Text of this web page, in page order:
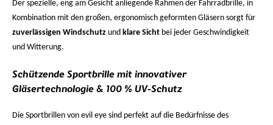
Der spezielle, eng am Gesicht anliegende Rahmen der Fahrradbrille, in
Kombination mit den großen, ergonomisch geformten Gläsern sorgt für
zuverlässigen Windschutz und klare Sicht bei jeder Geschwindigkeit
und Witterung.
Schützende Sportbrille mit innovativer
Gläsertechnologie & 100 % UV-Schutz
Die Sportbrillen von evil eye sind perfekt auf die Bedürfnisse des